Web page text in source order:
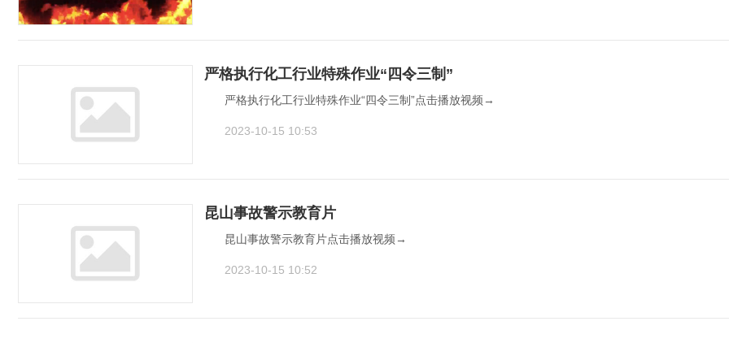
严格执行化工行业特殊作业“四令三制”
严格执行化工行业特殊作业“四令三制”点击播放视频→
2023-10-15 10:53
昆山事故警示教育片
昆山事故警示教育片点击播放视频→
2023-10-15 10:52